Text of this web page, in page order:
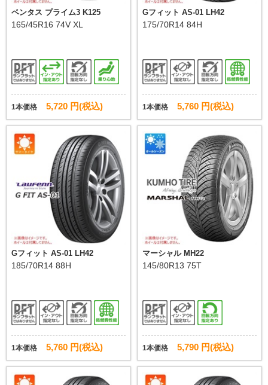
ベンタス プライム3 K125
165/45R16 74V XL
1本価格 5,720 円(税込)
Gフィット AS-01 LH42
175/70R14 84H
1本価格 5,760 円(税込)
Gフィット AS-01 LH42
185/70R14 88H
1本価格 5,760 円(税込)
マーシャル MH22
145/80R13 75T
1本価格 5,790 円(税込)